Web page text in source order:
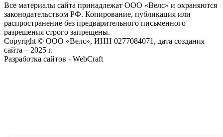
Все материалы сайта принадлежат ООО «Велс» и охраняются
законодательством РФ. Копирование, публикация или
распространение без предварительного письменного
разрешения строго запрещены.
Copyright © ООО «Велс», ИНН 0277084071, дата создания
сайта – 2025 г.
Разработка сайтов - WebCraft